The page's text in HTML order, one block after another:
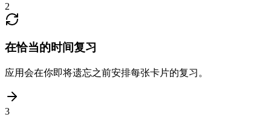
2
在恰当的时间复习
应用会在你即将遗忘之前安排每张卡片的复习。
3